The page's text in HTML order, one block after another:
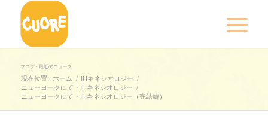
ブログ - 最近のニュース
現在位置: ホーム / IHキネシオロジー /
ニューヨークにて・IHキネシオロジー /
ニューヨークにて・IHキネシオロジー（完結編）